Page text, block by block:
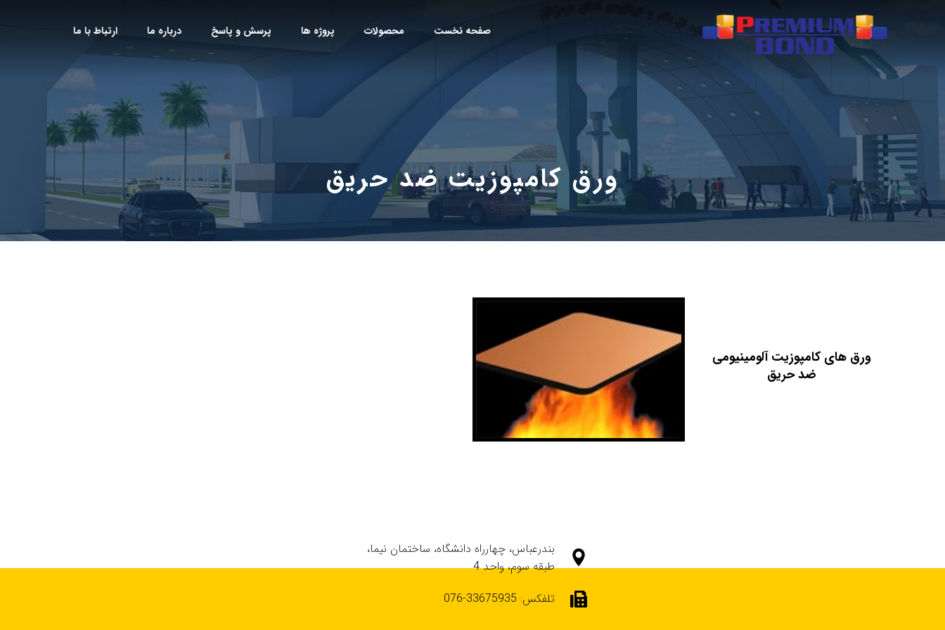
صفحه نخست محصولات پروژه ها پرسش و پاسخ درباره ما ارتباط با ما
ورق کامپوزیت ضد حریق
ورق های کامپوزیت آلومینیومی
ضد حریق
بندرعباس، چهارراه دانشگاه، ساختمان نیما،
طبقه سوم، واحد 4
تلفکس: 33675935-076